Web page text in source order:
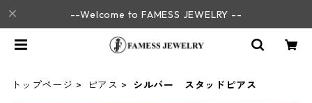
--Welcome to FAMESS JEWELRY --
トップページ ピアス シルバー スタッドピアス